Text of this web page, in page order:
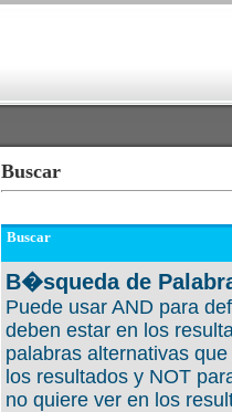
Buscar
Buscar
B�squeda de
Puede usar AND para
deben estar en los
palabras alternativas
los resultados y NOT
no quiere ver en los